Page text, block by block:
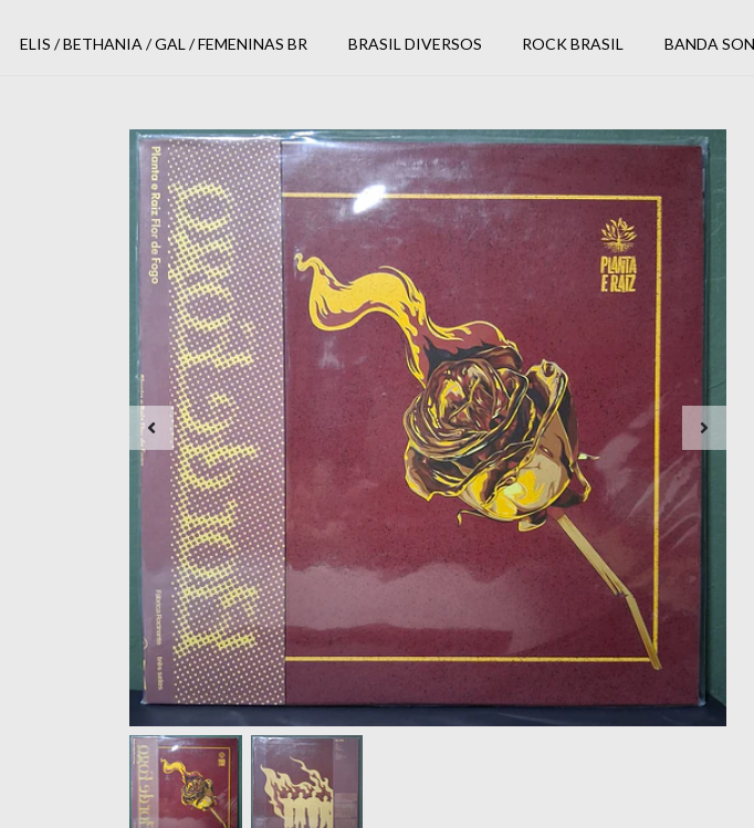
ELIS / BETHANIA / GAL / FEMENINAS BR BRASIL DIVERSOS ROCK BRASIL BANDA